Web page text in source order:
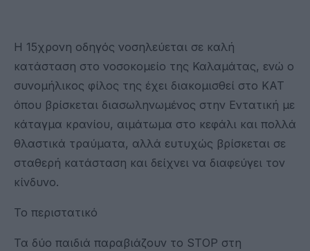
Η 15χρονη οδηγός νοσηλεύεται σε καλή
κατάσταση στο νοσοκομείο της Καλαμάτας, ενώ ο
συνομήλικος φίλος της έχει διακομισθεί στο ΚΑΤ
όπου βρίσκεται διασωληνωμένος στην Εντατική με
κάταγμα κρανίου, αιμάτωμα στο κεφάλι και πολλά
θλαστικά τραύματα, αλλά ευτυχώς βρίσκεται σε
σταθερή κατάσταση και δείχνει να διαφεύγει τον
κίνδυνο.
Το περιστατικό
Τα δύο παιδιά παραβιάζουν το STOP στη